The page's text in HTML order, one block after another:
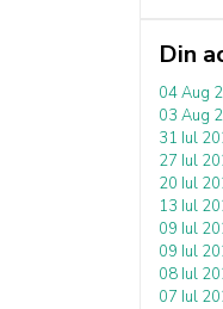
Din
04 Aug
03 Aug
31 Iul
27 Iul
20 Iul
13 Iul
09 Iul
09 Iul
08 Iul
07 Iul